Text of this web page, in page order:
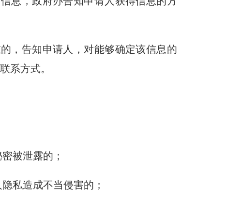
，告知申请人，对能够确定该信息的
系方式。
被泄露的；
私造成不当侵害的；